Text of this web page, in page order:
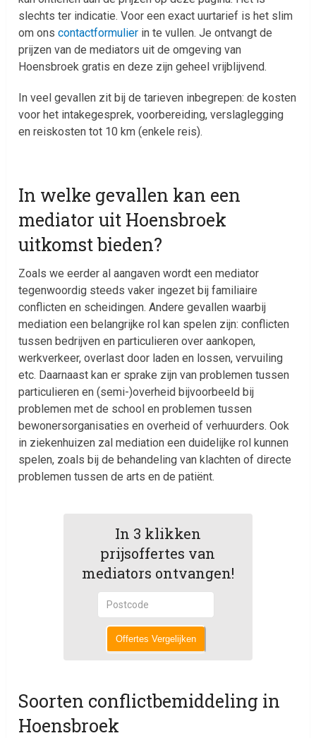
slechts ter indicatie. Voor een exact uurtarief is het slim
om onscontactformulier in te vullen. Je ontvangt de
prijzen van de mediators uit de omgeving van
Hoensbroek gratis en deze zijn geheel vrijblijvend.
In veel gevallen zit bij de tarieven inbegrepen: de kosten
voor het intakegesprek, voorbereiding, verslaglegging
en reiskosten tot 10 km (enkele reis).
In welke gevallen kan een
mediator uit Hoensbroek
uitkomst bieden?
Zoals we eerder al aangaven wordt een mediator
tegenwoordig steeds vaker ingezet bij familiaire
conflicten en scheidingen. Andere gevallen waarbij
mediation een belangrijke rol kan spelen zijn: conflicten
tussen bedrijven en particulieren over aankopen,
werkverkeer, overlast door laden en lossen, vervuiling
etc. Daarnaast kan er sprake zijn van problemen tussen
particulieren en (semi-)overheid bijvoorbeeld bij
problemen met de school en problemen tussen
bewonersorganisaties en overheid of verhuurders. Ook
in ziekenhuizen zal mediation een duidelijke rol kunnen
spelen, zoals bij de behandeling van klachten of directe
problemen tussen de arts en de patiënt.
In 3 klikken
prijsoffertes van
mediators ontvangen!
Offertes Vergelijken
Soorten conflictbemiddeling in
Hoensbroek